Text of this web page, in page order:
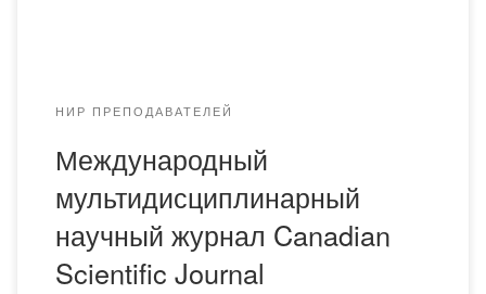
НИР ПРЕПОДАВАТЕЛЕЙ
Международный
мультидисциплинарный
научный журнал Canadian
Scientific Journal